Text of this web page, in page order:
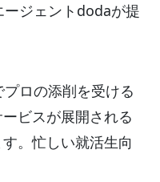
ージェントdodaが提
ロの添削を受ける
ビスが展開される
。忙しい就活生向